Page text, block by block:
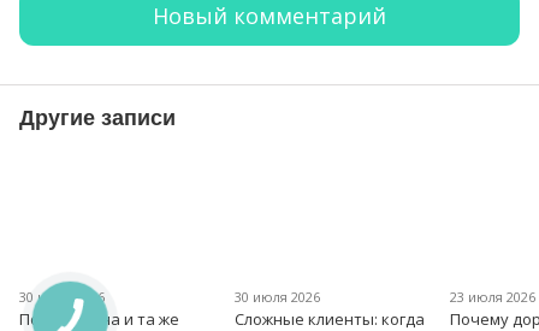
Новый комментарий
Другие записи
30 июля 2026
Почему одна и та же
30 июля 2026
Сложные клиенты: когда
23 июля 2026
Почему